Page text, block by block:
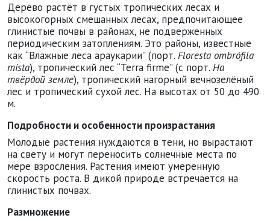
Дерево растёт в густых тропических лесах и
высокогорных смешанных лесах, предпочитающее
глинистые почвы в районах, не подверженных
периодическим затоплениям. Это районы, известные
как Влажные леса араукарии (порт. Floresta ombrófila
mista), тропический лес Terra firme (с порт. На
твёрдой земле), тропический нагорный вечнозелёный
лес и тропический сухой лес. На высотах от 50 до 490
м.
Подробности и особенности произрастания
Молодые растения нуждаются в тени, но вырастают
на свету и могут переносить солнечные места по
мере взросления. Растения имеют умеренную
скорость роста. В дикой природе встречается на
глинистых почвах.
Размножение